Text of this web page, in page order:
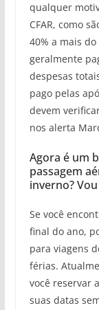
qualquer
CFAR, como
40% a mais
geralmente
despesas
pago pelas
devem
nos alerta
Agora é um
passagem
inverno?
Se você
final do ano,
para viagens
férias.
você reservar
suas datas